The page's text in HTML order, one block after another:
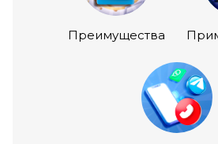
Преимущества